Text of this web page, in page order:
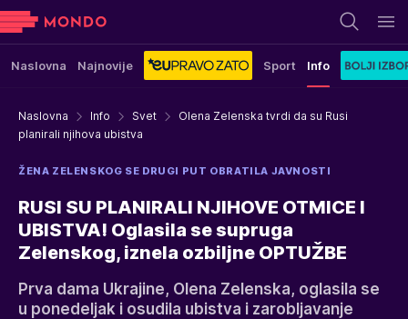
Naslovna Najnovije Sport Info
Naslovna Info Svet
Olena Zelenska tvrdi da su Rusi
planirali njihova ubistva
ŽENA ZELENSKOG SE DRUGI PUT OBRATILA JAVNOSTI
RUSI SU PLANIRALI NJIHOVE OTMICE I
UBISTVA! Oglasila se supruga
Zelenskog, iznela ozbiljne OPTUŽBE
Prva dama Ukrajine, Olena Zelenska, oglasila se
u ponedeljak i osudila ubistva i zarobljavanje